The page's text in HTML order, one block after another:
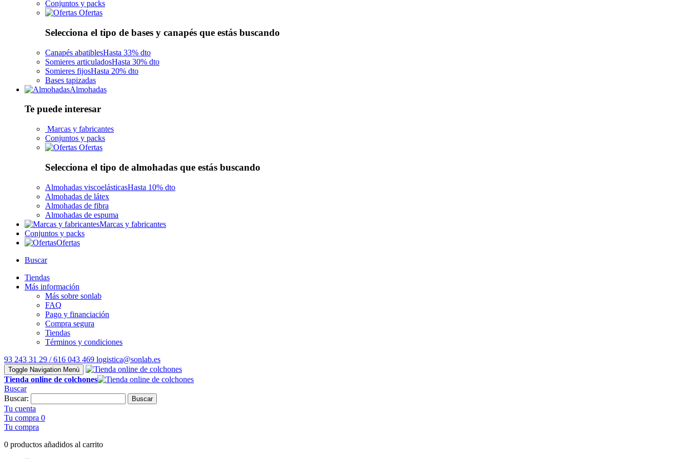
Conjuntos y packs
Ofertas
Selecciona el tipo de bases y canapés que estás buscando
Canapés abatiblesHasta 33% dto
Somieres articuladosHasta 30% dto
Somieres fijosHasta 20% dto
Bases tapizadas
Almohadas
Te puede interesar
Marcas y fabricantes
Conjuntos y packs
Ofertas
Selecciona el tipo de almohadas que estás buscando
Almohadas viscoelásticasHasta 10% dto
Almohadas de látex
Almohadas de fibra
Almohadas de espuma
Marcas y fabricantes
Conjuntos y packs
Ofertas
Buscar
Tiendas
Más información
Más sobre sonlab
FAQ
Pago y financiación
Compra segura
Tiendas
Términos y condiciones
93 243 31 29 / 616 043 469 logistica@sonlab.es
Toggle Navigation Menú
Tienda online de colchones
Buscar
Buscar:
Buscar
Tu cuenta
Tu compra 0
Tu compra
0 productos añadidos al carrito